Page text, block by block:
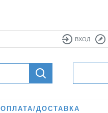
ВХОД
ОПЛАТА/ДОСТАВКА